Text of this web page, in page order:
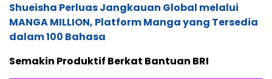
Shueisha Perluas Jangkauan Global melalui
MANGA MILLION, Platform Manga yang Tersedia
dalam 100 Bahasa
Semakin Produktif Berkat Bantuan BRI